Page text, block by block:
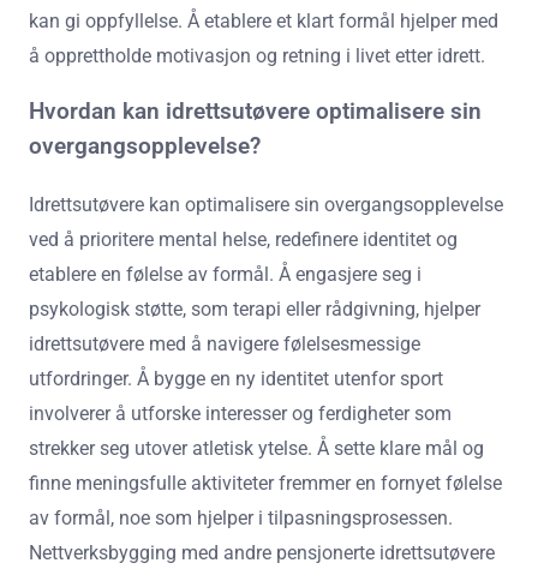
kan gi oppfyllelse. Å etablere et klart formål hjelper med
å opprettholde motivasjon og retning i livet etter idrett.
Hvordan kan idrettsutøvere optimalisere sin
overgangsopplevelse?
Idrettsutøvere kan optimalisere sin overgangsopplevelse
ved å prioritere mental helse, redefinere identitet og
etablere en følelse av formål. Å engasjere seg i
psykologisk støtte, som terapi eller rådgivning, hjelper
idrettsutøvere med å navigere følelsesmessige
utfordringer. Å bygge en ny identitet utenfor sport
involverer å utforske interesser og ferdigheter som
strekker seg utover atletisk ytelse. Å sette klare mål og
finne meningsfulle aktiviteter fremmer en fornyet følelse
av formål, noe som hjelper i tilpasningsprosessen.
Nettverksbygging med andre pensjonerte idrettsutøvere